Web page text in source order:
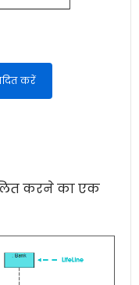
करें
करने का एक